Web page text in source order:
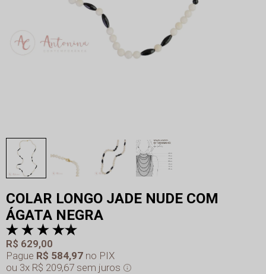
COLAR LONGO JADE NUDE COM
ÁGATA NEGRA
Pague R$ 584,97no PIX
R$ 629,00
3x R$ 209,67 sem juros